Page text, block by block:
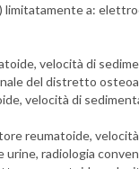
limitatamente a:
velocità di
del distretto
velocità di
reumatoide, velocità
radiologia